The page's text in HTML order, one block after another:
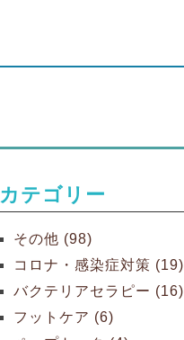
カテゴリー
その他 (98)
コロナ・感染症対策 (19)
バクテリアセラピー (16)
フットケア (6)